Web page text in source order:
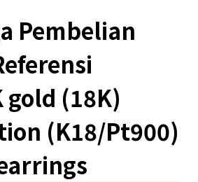
Pembelian
gold (18K)
(K18/Pt900)